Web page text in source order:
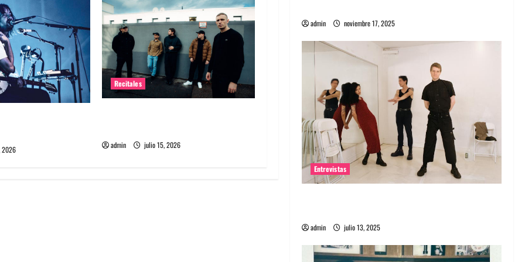
2026
Recitales
admin julio 15, 2026
admin noviembre 17, 2025
Entrevistas
admin julio 13, 2025